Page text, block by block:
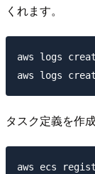
くれます。
aws logs
タスク定義を作
aws ecs